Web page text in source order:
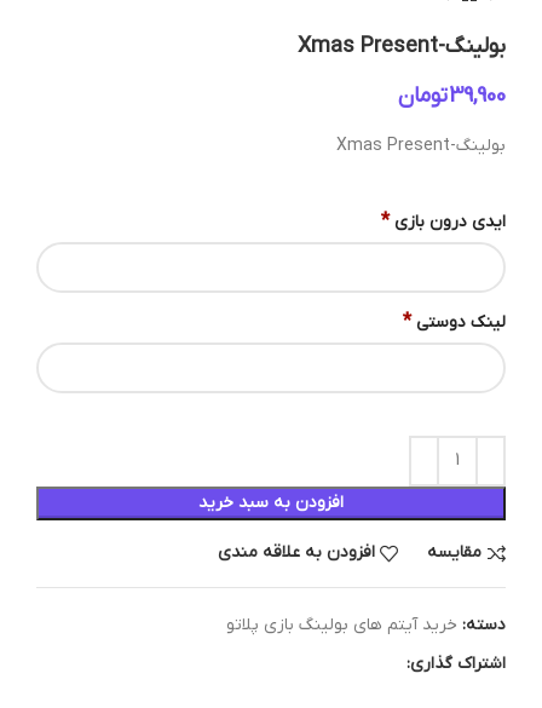
بولینگ-Xmas Present
تومان
بولینگ-Xmas Present
ایدی درون بازی *
لینک دوستی *
افزودن به سبد خرید
مقایسه افزودن به علاقه مندی
دسته: خرید آیتم های بولینگ بازی پلاتو
اشتراک گذاری: